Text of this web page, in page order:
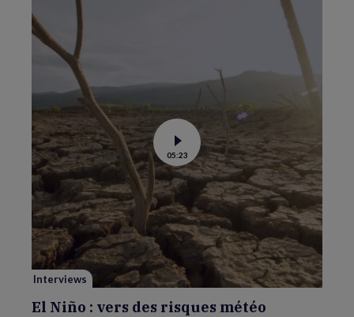
Voir
la
vidéo
de
El
:
vers
des
risques
météo
extrêmes
pour
l’été
2026
05:23
Interviews
El Niño : vers des risques météo